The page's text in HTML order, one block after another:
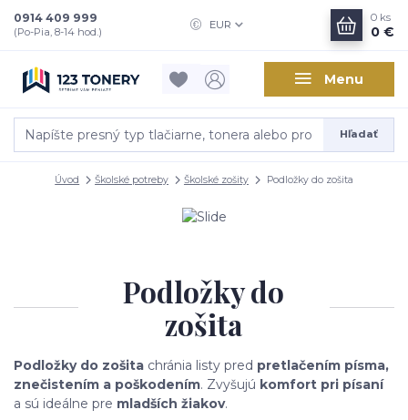
Menu
EUR
Hľadať
0914 409 999
(Po-Pia, 8-14 hod.)
0 ks
0 €
Úvod Školské potreby Školské zošity Podložky do zošita
Podložky do
zošita
Podložky do zošita chránia listy pred pretlačením písma,
znečistením a poškodením. Zvyšujú komfort pri písaní
a sú ideálne pre mladších žiakov.